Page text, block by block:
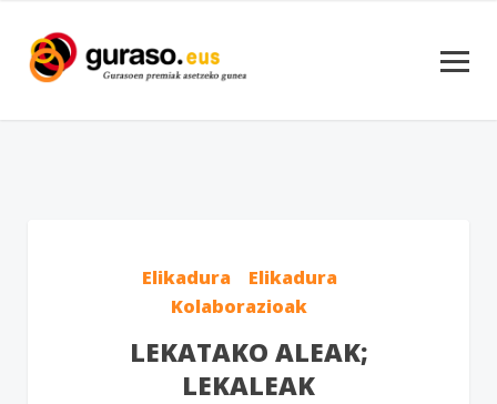
Elikadura
Elikadura
Kolaborazioak
LEKATAKO ALEAK;
LEKALEAK